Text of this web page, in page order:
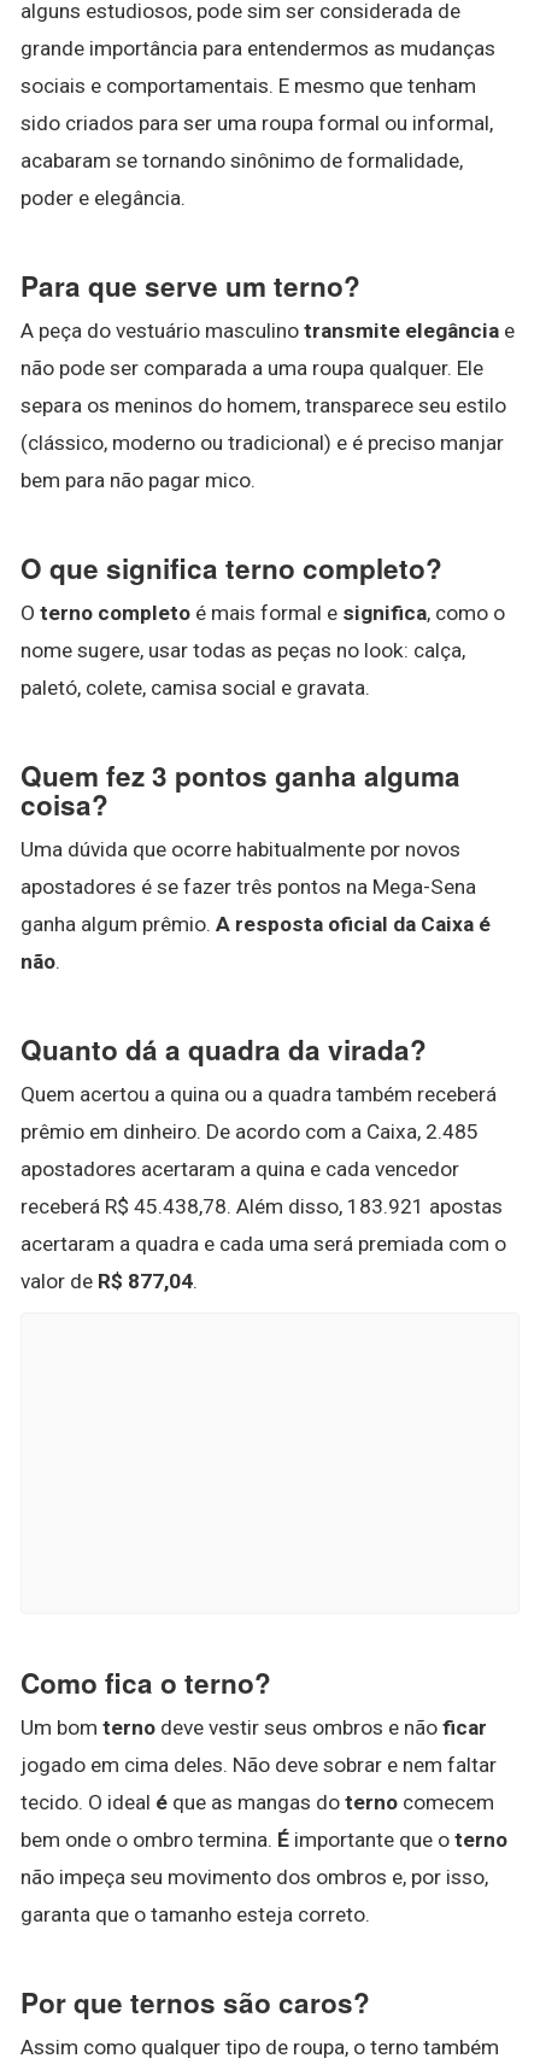
alguns estudiosos, pode sim ser considerada de
grande importância para entendermos as mudanças
sociais e comportamentais. E mesmo que tenham
sido criados para ser uma roupa formal ou informal,
acabaram se tornando sinônimo de formalidade,
poder e elegância.
Para que serve um terno?
A peça do vestuário masculino transmite elegância e
não pode ser comparada a uma roupa qualquer. Ele
separa os meninos do homem, transparece seu estilo
(clássico, moderno ou tradicional) e é preciso manjar
bem para não pagar mico.
O que significa terno completo?
O terno completo é mais formal e significa, como o
nome sugere, usar todas as peças no look: calça,
paletó, colete, camisa social e gravata.
Quem fez 3 pontos ganha alguma
coisa?
Uma dúvida que ocorre habitualmente por novos
apostadores é se fazer três pontos na Mega-Sena
ganha algum prêmio. A resposta oficial da Caixa é
não.
Quanto dá a quadra da virada?
Quem acertou a quina ou a quadra também receberá
prêmio em dinheiro. De acordo com a Caixa, 2.485
apostadores acertaram a quina e cada vencedor
receberá R$ 45.438,78. Além disso, 183.921 apostas
acertaram a quadra e cada uma será premiada com o
valor de R$ 877,04.
Como fica o terno?
Um bom terno deve vestir seus ombros e não ficar
jogado em cima deles. Não deve sobrar e nem faltar
tecido. O ideal é que as mangas do terno comecem
bem onde o ombro termina. É importante que o terno
não impeça seu movimento dos ombros e, por isso,
garanta que o tamanho esteja correto.
Por que ternos são caros?
Assim como qualquer tipo de roupa, o terno também